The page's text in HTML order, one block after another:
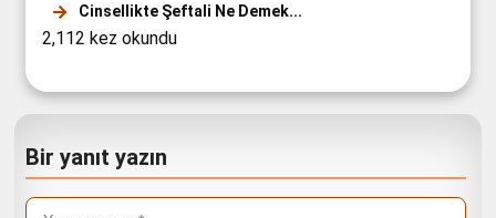
Cinsellikte Şeftali Ne Demek...
2,112 kez okundu
Bir yanıt yazın